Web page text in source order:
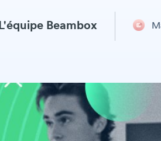
L'équipe Beambox